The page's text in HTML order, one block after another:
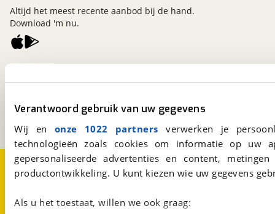
Verantwoord gebruik van uw gegevens
Wij en onze 1022 partners verwerken je
technologieën zoals cookies om informatie op
gepersonaliseerde advertenties en content,
productontwikkeling. U kunt kiezen wie uw gegevens
Als u het toestaat, willen we ook graag:
Een initiatief van
Altijd het meest recente aanbod bij de hand.
Download 'm nu.
Over viaBOVAG.nlDisclaimer- en Privacyverklaring
CookievoorkeurenVacatures